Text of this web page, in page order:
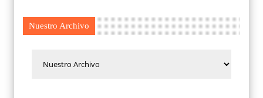
Nuestro Archivo